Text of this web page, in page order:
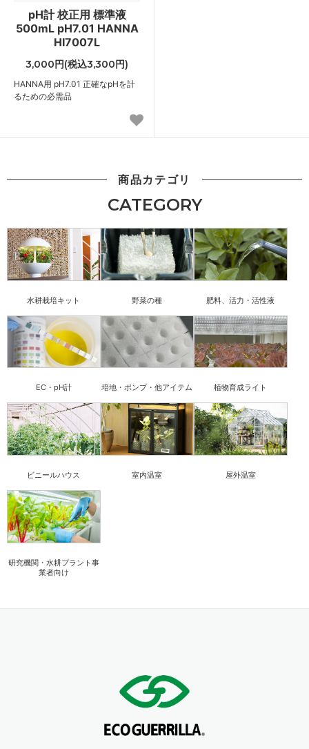
pH計 校正用 標準液
500mL pH7.01 HANNA
HI7007L
3,000円(税込3,300円)
HANNA用 pH7.01 正確なpHを計
るための必需品
商品カテゴリ
CATEGORY
水耕栽培キット 野菜の種 肥料、活力・活性液
EC・pH計 培地・ポンプ・他アイテム 植物育成ライト
ビニールハウス 室内温室 屋外温室
研究機関・水耕プラント事
業者向け